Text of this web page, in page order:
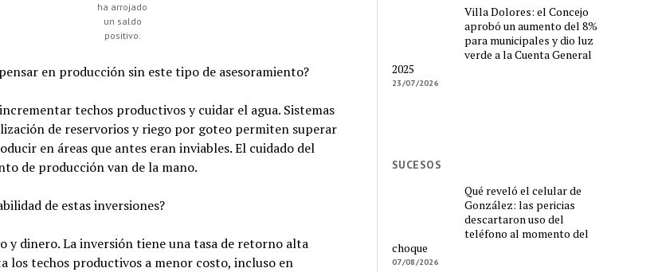
ha arrojado
un saldo
positivo.
en producción sin este tipo de asesoramiento?
techos productivos y cuidar el agua. Sistemas
de reservorios y riego por goteo permiten superar
en áreas que antes eran inviables. El cuidado del
de producción van de la mano.
de estas inversiones?
y dinero. La inversión tiene una tasa de retorno alta
los techos productivos a menor costo, incluso en
Villa Dolores: el Concejo
aprobó un aumento del 8%
para municipales y dio luz
verde a la Cuenta General
2025
23/07/2026
SUCESOS
Qué reveló el celular de
González: las pericias
descartaron uso del
teléfono al momento del
choque
07/08/2026